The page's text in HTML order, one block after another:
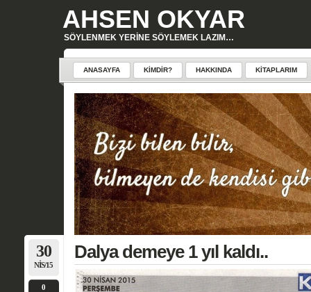
AHSEN OKYAR
SÖYLENMEK YERINE SÖYLEMEK LAZIM…
ANASAYFA KIMDIR? HAKKINDA KITAPLARIM
30
NIS/15
0
Dalya demeye 1 yıl kaldı..